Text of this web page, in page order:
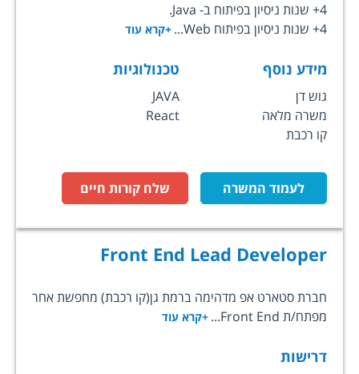
4+ שנות ניסיון בפיתוח ב- Java.
4+ שנות ניסיון בפיתוח Web...
+קרא עוד
מידע נוסף
גוש דן
משרה מלאה
קו רכבת
טכנולוגיות
JAVA
React
לעמוד המשרה שלח קורות חיים
Front End Lead Developer
חברת סטארט אפ מדהימה ברמת גן(קו רכבת) מחפשת אחר
מפתח/ת Front End...
+קרא עוד
דרישות